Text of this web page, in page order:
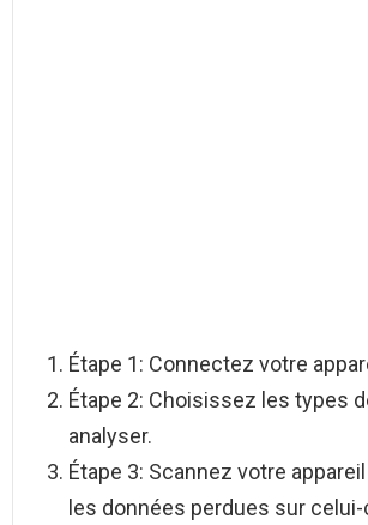
Étape 1: Connectez votre
Étape 2: Choisissez les types
analyser.
Étape 3: Scannez votre
les données perdues sur celui-